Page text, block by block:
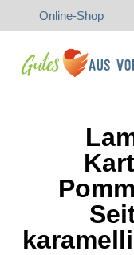
Online-Shop